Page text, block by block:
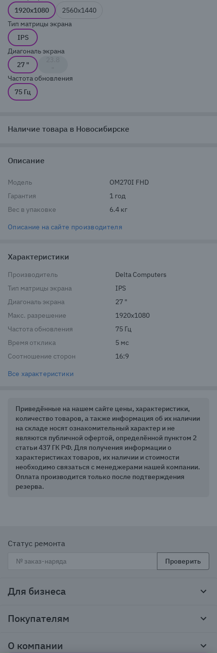
1920x1080
2560x1440
Тип матрицы экрана
IPS
Диагональ экрана
27 "
Частота обновления
75 Гц
Наличие товара в Новосибирске
Описание
Модель
OM270I FHD
Гарантия
1 год
Вес в упаковке
6.4 кг
Описание на сайте производителя
Характеристики
Производитель
Delta Computers
Тип матрицы экрана
IPS
Диагональ экрана
27 "
Макс. разрешение
1920x1080
Частота обновления
75 Гц
Время отклика
5 мс
Соотношение сторон
16:9
Все характеристики
Приведённые на нашем сайте цены, характеристики,
количество товаров, а также информация об их наличии
на складе носят ознакомительный характер и не
являются публичной офертой, определённой пунктом 2
статьи 437 ГК РФ. Для получения информации о
характеристиках товаров, их наличии и стоимости
необходимо связаться с менеджерами нашей компании.
Оплата производится только после подтверждения
резерва.
Статус ремонта
Проверить
Для бизнеса
Тендеры и гос закупки
Покупателям
Пункты выдачи
О компании